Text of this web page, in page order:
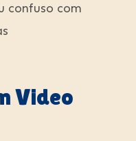
confuso com
Video